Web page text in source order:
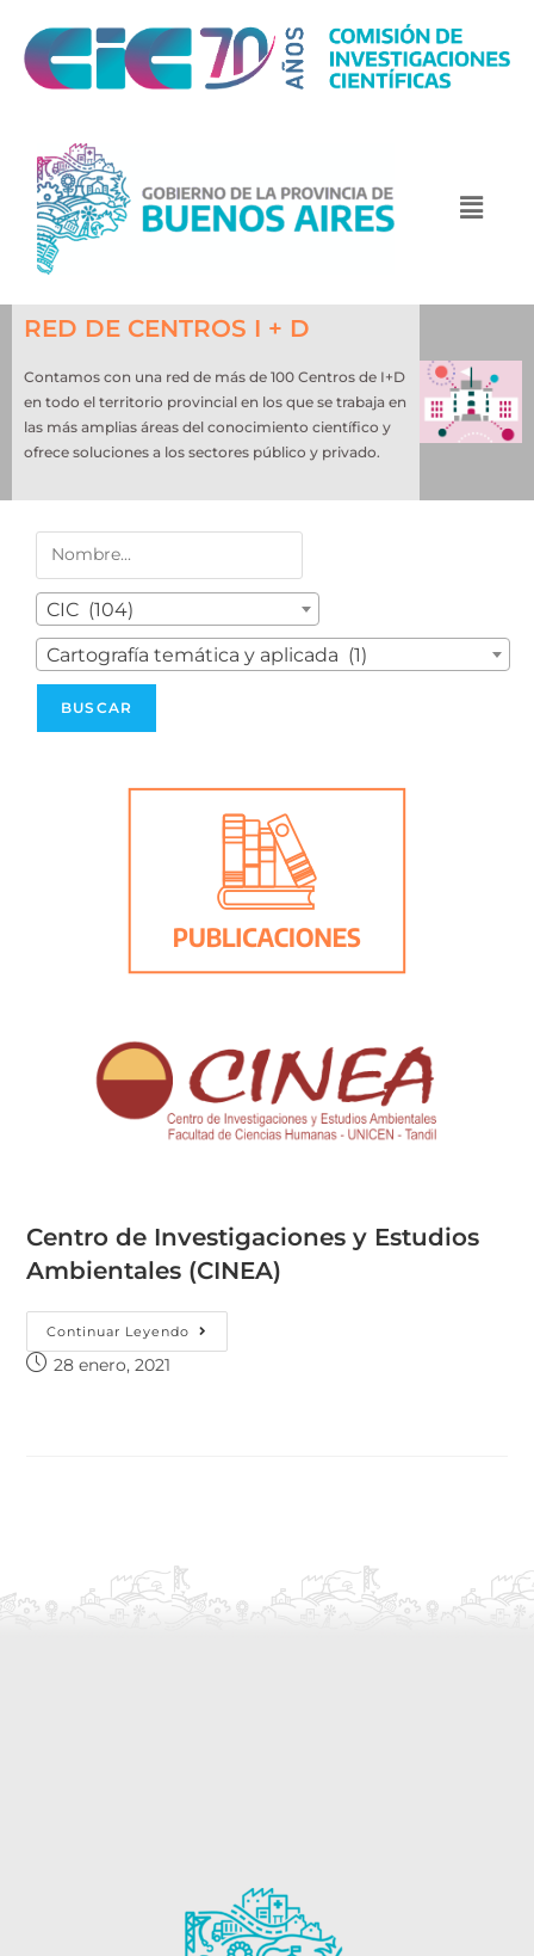
RED DE CENTROS I + D
Contamos con una red de más de 100 Centros de I+D
en todo el territorio provincial en los que se trabaja en
las más amplias áreas del conocimiento científico y
ofrece soluciones a los sectores público y privado.
CIC (104)
Cartografía temática y aplicada (1)
Centro de Investigaciones y Estudios
Ambientales (CINEA)
Continuar Leyendo
28 enero, 2021